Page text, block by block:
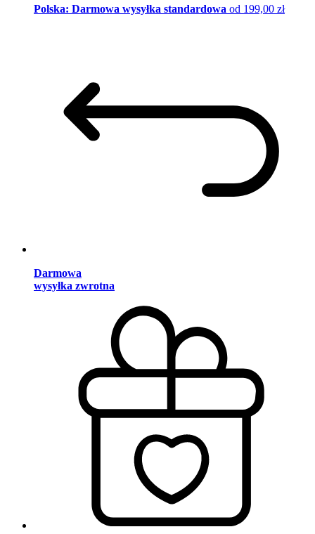
Polska: Darmowa wysyłka standardowa od 199,00 zł
Darmowa
wysyłka zwrotna